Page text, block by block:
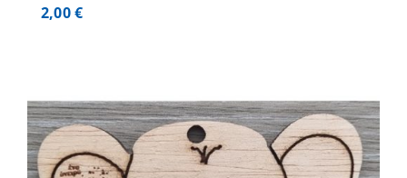
2,00€